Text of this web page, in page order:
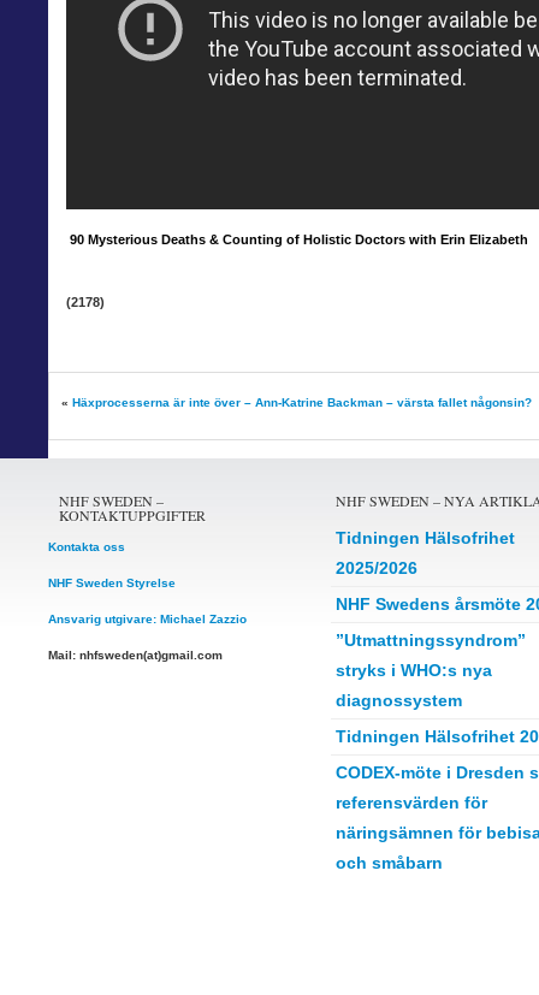
90 Mysterious Deaths & Counting of Holistic Doctors with Erin Elizabeth
(2178)
« Häxprocesserna är inte över – Ann-Katrine Backman – värsta fallet någonsin?
NHF SWEDEN –
KONTAKTUPPGIFTER
Kontakta oss
NHF Sweden Styrelse
Ansvarig utgivare: Michael Zazzio
Mail: nhfsweden(at)gmail.com
NHF SWEDEN – NYA
Tidningen Hälsofrihet
2025/2026
NHF Swedens årsmöte
”Utmattningssyndrom”
stryks i WHO:s nya
diagnossystem
Tidningen Hälsofrihet
CODEX-möte i Dresden
referensvärden för
näringsämnen för
och småbarn